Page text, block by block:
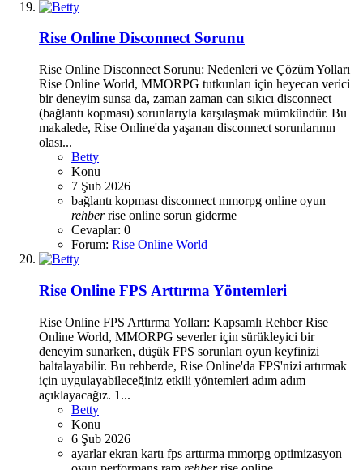
Rise Online Disconnect Sorunu
Rise Online Disconnect Sorunu: Nedenleri ve Çözüm Yolları
Rise Online World, MMORPG tutkunları için heyecan verici
bir deneyim sunsa da, zaman zaman can sıkıcı disconnect
(bağlantı kopması) sorunlarıyla karşılaşmak mümkündür. Bu
makalede, Rise Online'da yaşanan disconnect sorunlarının
olası...
Betty
Konu
7 Şub 2026
bağlantı kopması disconnect mmorpg online oyun
rehber rise online sorun giderme
Cevaplar: 0
Forum: Rise Online World
Rise Online FPS Arttırma Yöntemleri
Rise Online FPS Arttırma Yolları: Kapsamlı Rehber Rise
Online World, MMORPG severler için sürükleyici bir
deneyim sunarken, düşük FPS sorunları oyun keyfinizi
baltalayabilir. Bu rehberde, Rise Online'da FPS'nizi artırmak
için uygulayabileceğiniz etkili yöntemleri adım adım
açıklayacağız. 1...
Betty
Konu
6 Şub 2026
ayarlarekran kartı fps arttırma mmorpg optimizasyon